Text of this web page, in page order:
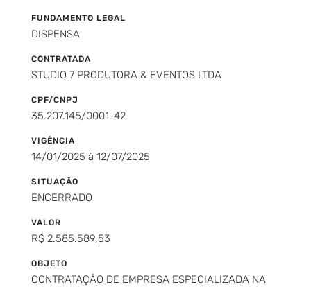
FUNDAMENTO LEGAL
DISPENSA
CONTRATADA
STUDIO 7 PRODUTORA & EVENTOS LTDA
CPF/CNPJ
35.207.145/0001-42
VIGÊNCIA
14/01/2025 à 12/07/2025
SITUAÇÃO
ENCERRADO
VALOR
R$ 2.585.589,53
OBJETO
CONTRATAÇÃO DE EMPRESA ESPECIALIZADA NA